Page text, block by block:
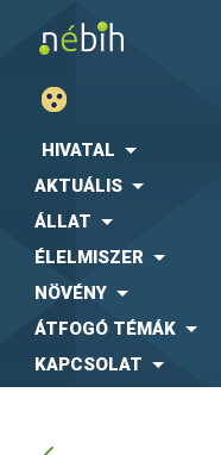
HIVATAL
AKTUÁLIS
ÁLLAT
ÉLELMISZER
NÖVÉNY
ÁTFOGÓ TÉMÁK
KAPCSOLAT